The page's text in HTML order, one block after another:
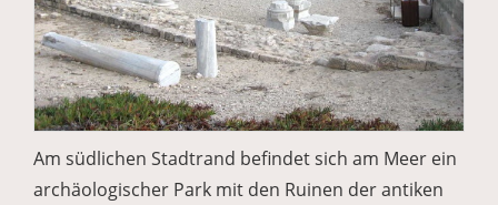
Am südlichen Stadtrand befindet sich am Meer ein
archäologischer Park mit den Ruinen der antiken